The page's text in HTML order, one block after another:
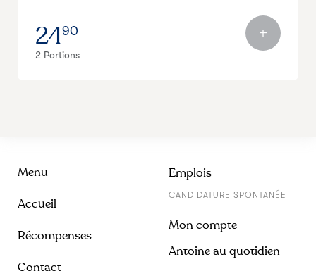
2490
2 Portions
Menu
Accueil
Récompenses
Contact
Emplois
CANDIDATURE SPONTANÉE
Mon compte
Antoine au quotidien